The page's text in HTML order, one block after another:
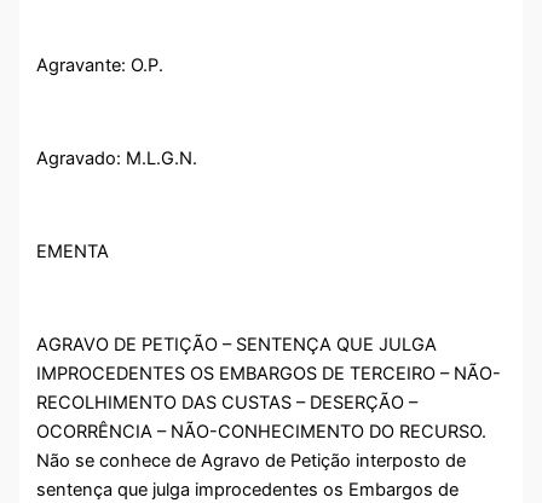
Agravante: O.P.
Agravado: M.L.G.N.
EMENTA
AGRAVO DE PETIÇÃO – SENTENÇA QUE JULGA
IMPROCEDENTES OS EMBARGOS DE TERCEIRO – NÃO-
RECOLHIMENTO DAS CUSTAS – DESERÇÃO –
OCORRÊNCIA – NÃO-CONHECIMENTO DO RECURSO.
Não se conhece de Agravo de Petição interposto de
sentença que julga improcedentes os Embargos de